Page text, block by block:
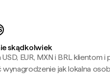
skądkolwiek
EUR, MXN i BRL klientom
jak lokalna